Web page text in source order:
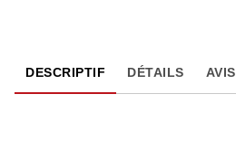
DESCRIPTIF DÉTAILS AVIS